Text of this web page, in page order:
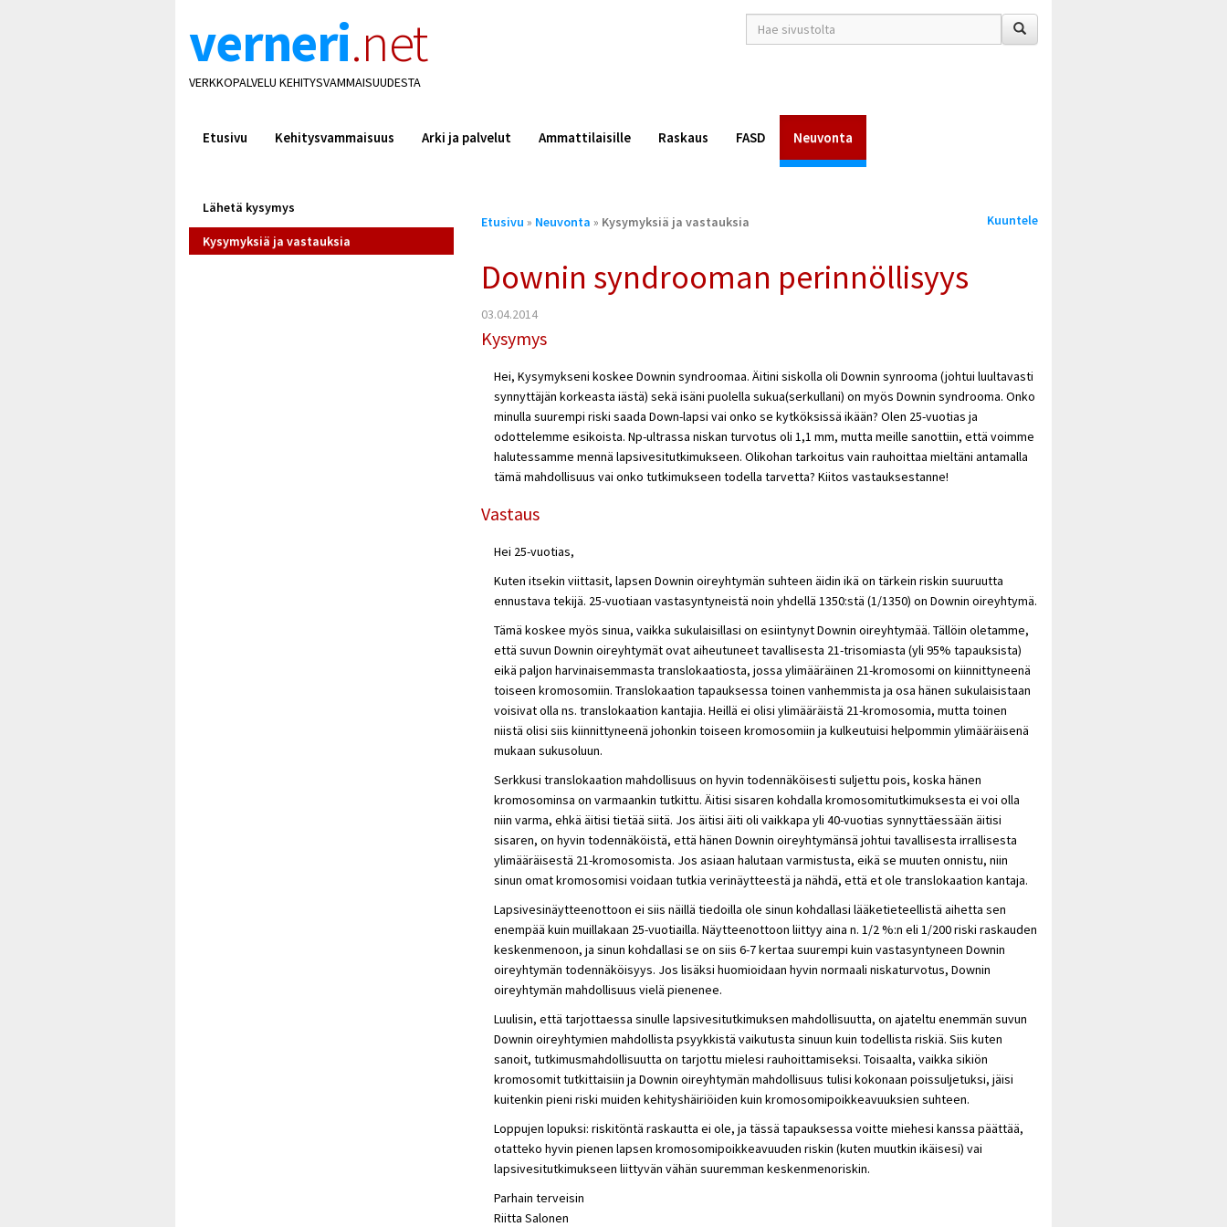
verneri.net
VERKKOPALVELU KEHITYSVAMMAISUUDESTA
hakusana(t)
*
Etusivu Kehitysvammaisuus Arki ja palvelut Ammattilaisille Raskaus FASD Neuvonta
Lähetä kysymys
Kysymyksiä ja vastauksia
Olet
Etusivu » Neuvonta » Kysymyksiä ja vastauksia Kuuntele
Downin syndrooman perinnöllisyys
03.04.2014
Kysymys
Hei, Kysymykseni koskee Downin syndroomaa. Äitini siskolla oli Downin synrooma (johtui luultavasti
synnyttäjän korkeasta iästä) sekä isäni puolella sukua(serkullani) on myös Downin syndrooma. Onko
minulla suurempi riski saada Down-lapsi vai onko se kytköksissä ikään? Olen 25-vuotias ja
odottelemme esikoista. Np-ultrassa niskan turvotus oli 1,1 mm, mutta meille sanottiin, että voimme
halutessamme mennä lapsivesitutkimukseen. Olikohan tarkoitus vain rauhoittaa mieltäni antamalla
tämä mahdollisuus vai onko tutkimukseen todella tarvetta? Kiitos vastauksestanne!
Vastaus
Hei 25-vuotias,
Kuten itsekin viittasit, lapsen Downin oireyhtymän suhteen äidin ikä on tärkein riskin suuruutta
ennustava tekijä. 25-vuotiaan vastasyntyneistä noin yhdellä 1350:stä (1/1350) on Downin oireyhtymä.
Tämä koskee myös sinua, vaikka sukulaisillasi on esiintynyt Downin oireyhtymää. Tällöin oletamme,
että suvun Downin oireyhtymät ovat aiheutuneet tavallisesta 21-trisomiasta (yli 95% tapauksista)
eikä paljon harvinaisemmasta translokaatiosta, jossa ylimääräinen 21-kromosomi on kiinnittyneenä
toiseen kromosomiin. Translokaation tapauksessa toinen vanhemmista ja osa hänen sukulaisistaan
voisivat olla ns. translokaation kantajia. Heillä ei olisi ylimääräistä 21-kromosomia, mutta toinen
niistä olisi siis kiinnittyneenä johonkin toiseen kromosomiin ja kulkeutuisi helpommin ylimääräisenä
mukaan sukusoluun.
Serkkusi translokaation mahdollisuus on hyvin todennäköisesti suljettu pois, koska hänen
kromosominsa on varmaankin tutkittu. Äitisi sisaren kohdalla kromosomitutkimuksesta ei voi olla
niin varma, ehkä äitisi tietää siitä. Jos äitisi äiti oli vaikkapa yli 40-vuotias synnyttäessään äitisi
sisaren, on hyvin todennäköistä, että hänen Downin oireyhtymänsä johtui tavallisesta irrallisesta
ylimääräisestä 21-kromosomista. Jos asiaan halutaan varmistusta, eikä se muuten onnistu, niin
sinun omat kromosomisi voidaan tutkia verinäytteestä ja nähdä, että et ole translokaation kantaja.
Lapsivesinäytteenottoon ei siis näillä tiedoilla ole sinun kohdallasi lääketieteellistä aihetta sen
enempää kuin muillakaan 25-vuotiailla. Näytteenottoon liittyy aina n. 1/2 %:n eli 1/200 riski raskauden
keskenmenoon, ja sinun kohdallasi se on siis 6-7 kertaa suurempi kuin vastasyntyneen Downin
oireyhtymän todennäköisyys. Jos lisäksi huomioidaan hyvin normaali niskaturvotus, Downin
oireyhtymän mahdollisuus vielä pienenee.
Luulisin, että tarjottaessa sinulle lapsivesitutkimuksen mahdollisuutta, on ajateltu enemmän suvun
Downin oireyhtymien mahdollista psyykkistä vaikutusta sinuun kuin todellista riskiä. Siis kuten
sanoit, tutkimusmahdollisuutta on tarjottu mielesi rauhoittamiseksi. Toisaalta, vaikka sikiön
kromosomit tutkittaisiin ja Downin oireyhtymän mahdollisuus tulisi kokonaan poissuljetuksi, jäisi
kuitenkin pieni riski muiden kehityshäiriöiden kuin kromosomipoikkeavuuksien suhteen.
Loppujen lopuksi: riskitöntä raskautta ei ole, ja tässä tapauksessa voitte miehesi kanssa päättää,
otatteko hyvin pienen lapsen kromosomipoikkeavuuden riskin (kuten muutkin ikäisesi) vai
lapsivesitutkimukseen liittyvän vähän suuremman keskenmenoriskin.
Parhain terveisin
Riitta Salonen